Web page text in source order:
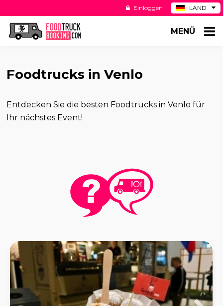
LAND
ES
Einloggen
MENÜ
Foodtrucks in Venlo
Entdecken Sie die besten Foodtrucks in Venlo für
Ihr nächstes Event!